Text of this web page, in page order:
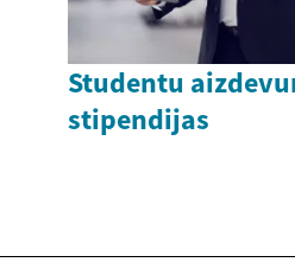
Studentu
stipendijas